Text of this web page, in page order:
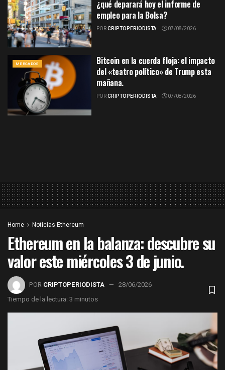
¿qué deparará hoy el informe de
empleo para la Bolsa?
PORCRIPTOPERIODISTA 07/08/2026
MERCADOS
Bitcoin en la cuerda floja: el impacto
del «teatro político» de Trump esta
mañana.
PORCRIPTOPERIODISTA 07/08/2026
Home Noticias Ethereum
Ethereum en la balanza: descubre su
valor este miércoles 3 de junio.
POR CRIPTOPERIODISTA
28/06/2026
Tiempo de la lectura: 3 minutos